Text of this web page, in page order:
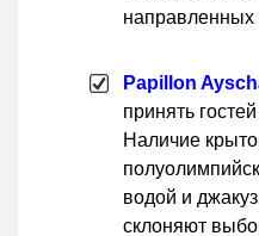
направленных
Papillon
принять
Наличие
водой и
склоняют